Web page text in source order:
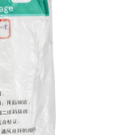
口罩帽
包类
手套